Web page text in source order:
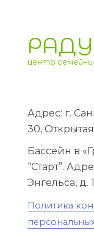
центр
Адрес: г.
30,
Бассейн в
“Старт”.
Энгельса, д.
Политика